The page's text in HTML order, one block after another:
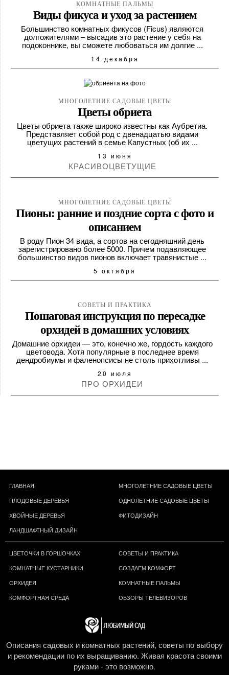
КОМНАТНЫЕ ПАЛЬМЫ
Виды фикуса и уход за растением
Большинство комнатных фикусов (Ficus) являются
долгожителями – высадив это растение у себя на
подоконнике, вы сможете любоваться им долгие ...
14 декабря
МНОГОЛЕТНИЕ САДОВЫЕ ЦВЕТЫ
Цветы обриета
Цветы обриета также широко известны как Аубретиа.
Представляет собой род с двенадцатью видами
цветущих растений в семье Капустных (об их ...
13 июня
КРАСИВОЦВЕТУЩИЕ
МНОГОЛЕТНИЕ САДОВЫЕ ЦВЕТЫ
Пионы: ранние и поздние сорта с фото и
описанием
В роду Пион 34 вида, а сортов на сегодняшний день
зарегистрировано более 5000. Причем подавляющее
большинство видов пионов включает травянистые ...
5 октября
СОВЕТЫ И ПРАКТИКА
Пошаговая инструкция по пересадке
орхидей в домашних условиях
Домашние орхидеи — это, конечно же, гордость каждого
цветовода. Хотя популярные в последнее время
дендробиумы и фаленопсисы не столь прихотливы ...
20 июля
ПРО ОРХИДЕИ
ГЛАВНАЯ
МНОГОЛЕТНИЕ САДОВЫЕ ЦВЕТЫ
ПЛОДОВЫЕ ДЕРЕВЬЯ
ОДНОЛЕТНИЕ САДОВЫЕ ЦВЕТЫ
ХВОЙНЫЕ ДЕРЕВЬЯ
ФИТОДИЗАЙН
ЛАНДШАФТНЫЙ ДИЗАЙН
ЦВЕТОЧКИ В ГОРШОЧКАХ
СОВЕТЫ И ПРАКТИКА
КОМНАТНЫЕ КУСТАРНИКИ
СОЗДАЕМ КОМФОРТ
ОРХИДЕЯ
КОМНАТНЫЕ ПАЛЬМЫ
КОМФОРТНАЯ СРЕДА
ОБЗОРЫ ТЕЛЕВИЗОРОВ
Описания садовых и комнатных растений, советы по выбору
и рекомендации по их выращиванию. Живая красота своими
руками - это возможно.